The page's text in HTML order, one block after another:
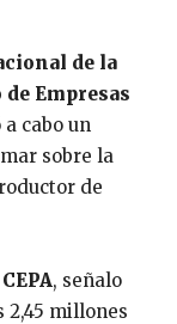
de la
Empresas
cabo un
sobre la
de
CEPA, señalo
2,45 millones